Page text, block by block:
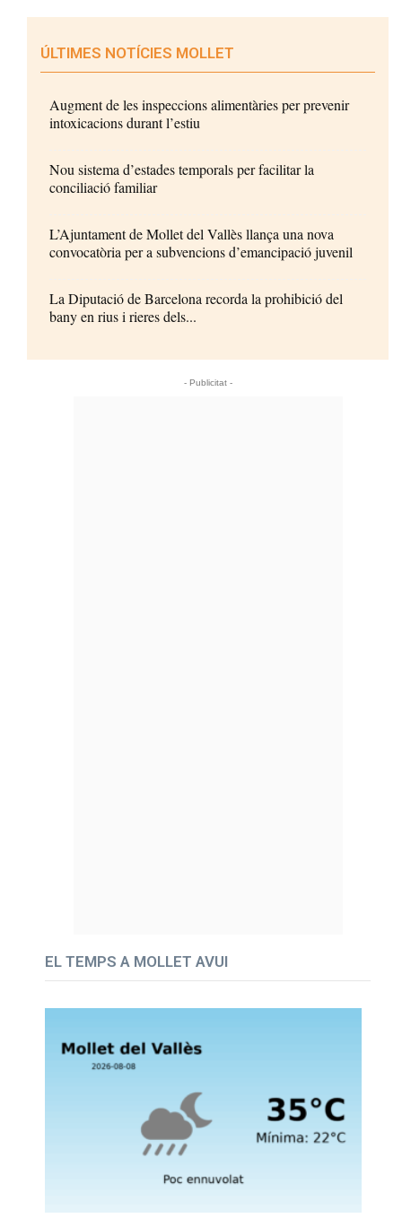
ÚLTIMES NOTÍCIES MOLLET
Augment de les inspeccions alimentàries per prevenir
intoxicacions durant l’estiu
Nou sistema d’estades temporals per facilitar la
conciliació familiar
L’Ajuntament de Mollet del Vallès llança una nova
convocatòria per a subvencions d’emancipació juvenil
La Diputació de Barcelona recorda la prohibició del
bany en rius i rieres dels...
- Publicitat -
EL TEMPS A MOLLET AVUI